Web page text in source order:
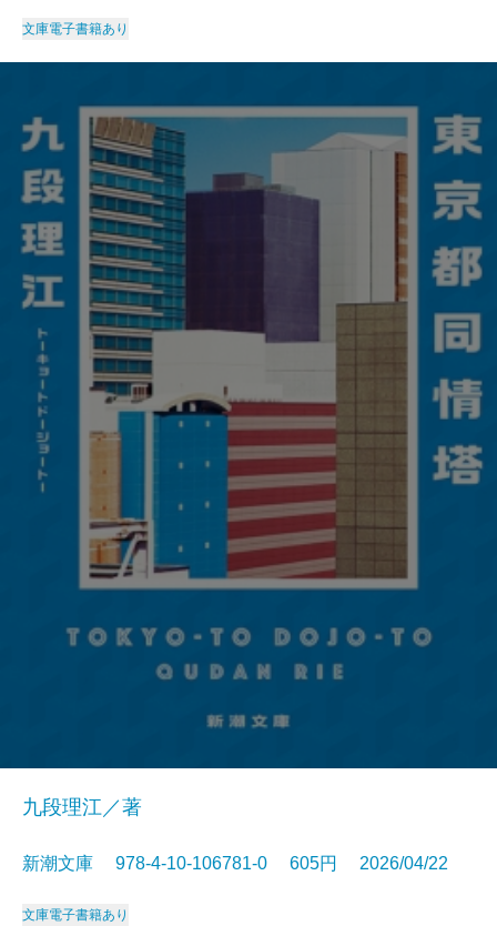
文庫電子書籍あり
九段理江／著
新潮文庫 978-4-10-106781-0 605円 2026/04/22
文庫電子書籍あり